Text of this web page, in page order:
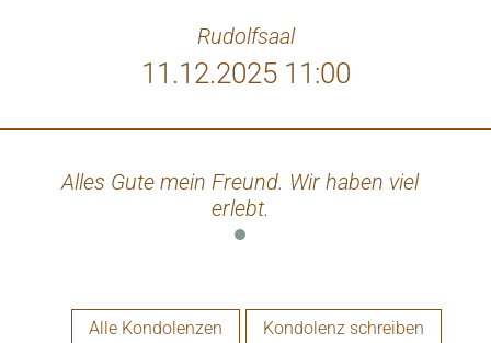
Rudolfsaal
11.12.2025 11:00
Alles Gute mein Freund. Wir haben viel
erlebt.
Alle Kondolenzen Kondolenz schreiben